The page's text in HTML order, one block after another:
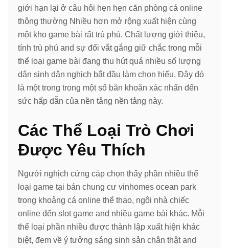
giới hạn lại ở câu hỏi hẹn hẹn căn phòng cá online
thông thường Nhiều hơn mở rộng xuất hiện cùng
một kho game bài rất trù phú. Chất lượng giới thiệu,
tính trù phú and sự đổi vắt gắng giữ chắc trong mỗi
thể loại game bài đang thu hút quá nhiều số lượng
dân sinh dân nghịch bắt đầu làm chọn hiểu. Đây đó
là một trong trong một số băn khoăn xác nhấn đến
sức hấp dẫn của nền tảng nền tảng này.
Các Thể Loại Trò Chơi
Được Yêu Thích
Người nghịch cứng cáp chọn thấy phần nhiều thể
loại game tại bán chung cư vinhomes ocean park
trong khoảng cá online thể thao, ngôi nhà chiếc
online đến slot game and nhiều game bài khác. Mỗi
thể loại phần nhiều được thành lập xuất hiện khác
biệt, đem về ý tưởng sáng sinh sản chân thật and